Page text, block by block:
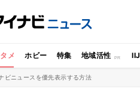
メ ホビー 特集 地域活性 IIJ
ビニュースを優先表示する方法